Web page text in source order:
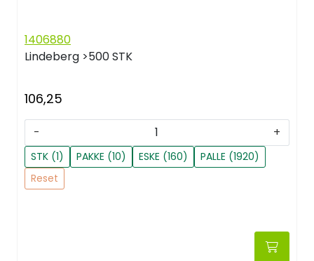
1406880
Lindeberg >500 STK
106,25
- +
STK (1) PAKKE (10) ESKE (160)
PALLE (1920)
Reset